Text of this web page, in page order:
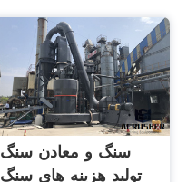
سنگ و معادن سنگ
تولید هزینه های سنگ